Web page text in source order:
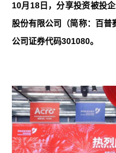
10月18日，分享投资被投
股份有限公司（简称： 百普
公司证券代码301080。